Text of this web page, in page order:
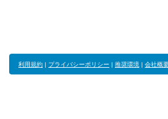
利用規約 | プライバシーポリシー | 推奨環境 | 会社概